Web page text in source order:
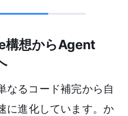
想からAgent
なるコード補完から自
に進化しています。か